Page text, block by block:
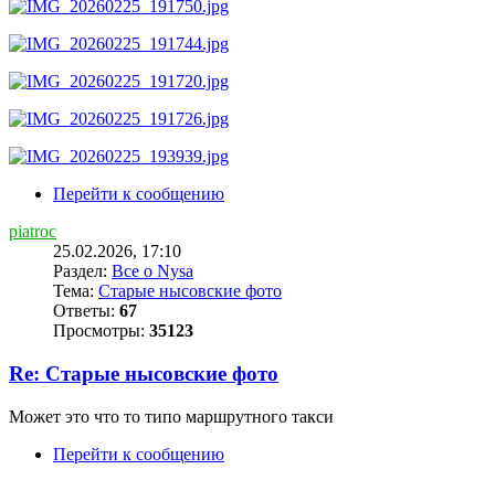
Перейти к сообщению
piatroc
25.02.2026, 17:10
Раздел: Все о Nysa
Тема: Старые нысовские фото
Ответы: 67
Просмотры: 35123
Re: Старые нысовские фото
Может это что то типо маршрутного такси
Перейти к сообщению